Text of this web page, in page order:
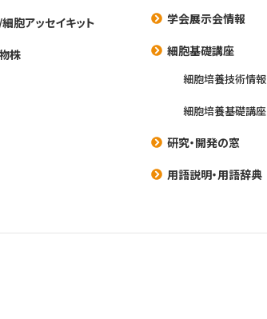
胞アッセイキット
株
学会展示会情報
細胞基礎講座
細胞培養技術情報
細胞培養基礎講座
研究・開発の窓
用語説明・用語辞典